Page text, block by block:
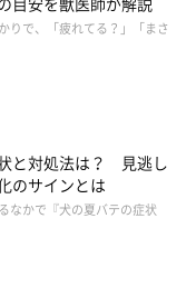
たときの症状と
りで、「疲れてる？」「まさ
と対処法は？ 見逃し
のサインとは
なかで『犬の夏バテの症状